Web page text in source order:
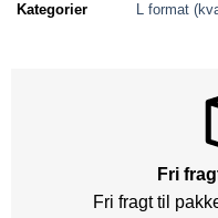
Kategorier L format
Fri
Fri fragt til